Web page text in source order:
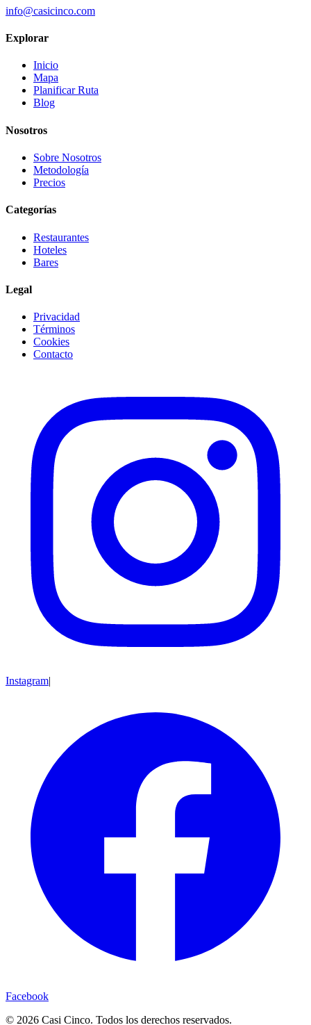
info@casicinco.com
Explorar
Inicio
Mapa
Planificar Ruta
Blog
Nosotros
Sobre Nosotros
Metodología
Precios
Categorías
Restaurantes
Hoteles
Bares
Legal
Privacidad
Términos
Cookies
Contacto
Instagram|
Facebook
© 2026 Casi Cinco. Todos los derechos reservados.